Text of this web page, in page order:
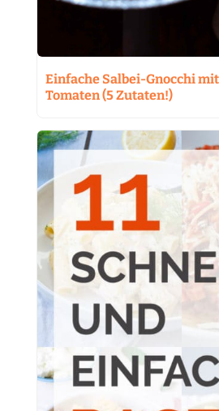
Einfache Salbei-Gnocchi
Tomaten (5 Zutaten!)